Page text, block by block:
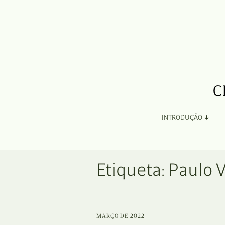
INTRODUÇÃO
Organização
Etiqueta: Paulo
MARÇO DE 2022